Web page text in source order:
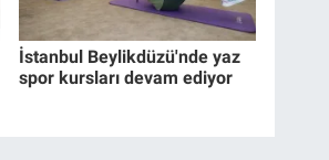
İstanbul Beylikdüzü'nde yaz
spor kursları devam ediyor